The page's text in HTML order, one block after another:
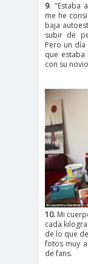
9. "Estaba
me he
baja
subir de
Pero un
que estaba
con su
10. Mi
cada
de lo que
fotos muy
de fans.